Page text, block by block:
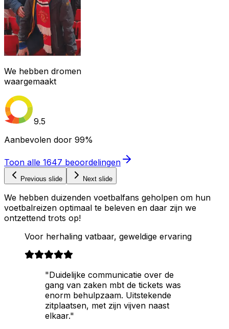
We hebben dromen
waargemaakt
9.5
Aanbevolen door 99%
Toon alle 1647 beoordelingen
Previous slide Next slide
We hebben duizenden voetbalfans geholpen om hun
voetbalreizen optimaal te beleven en daar zijn we
ontzettend trots op!
Voor herhaling vatbaar, geweldige ervaring
"Duidelijke communicatie over de
gang van zaken mbt de tickets was
enorm behulpzaam. Uitstekende
zitplaatsen, met zijn vijven naast
elkaar."